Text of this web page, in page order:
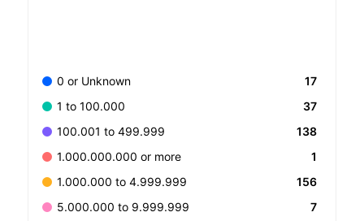
0 or Unknown
17
1 to 100.000
37
100.001 to 499.999
138
1.000.000.000 or more
1
1.000.000 to 4.999.999
156
5.000.000 to 9.999.999
7